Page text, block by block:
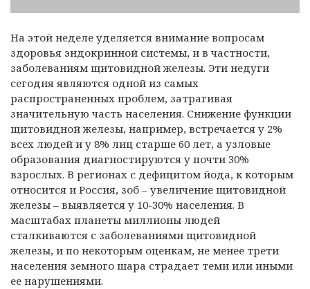
На этой неделе уделяется внимание вопросам
здоровья эндокринной системы, и в частности,
заболеваниям щитовидной железы. Эти недуги
сегодня являются одной из самых
распространенных проблем, затрагивая
значительную часть населения. Снижение функции
щитовидной железы, например, встречается у 2%
всех людей и у 8% лиц старше 60 лет, а узловые
образования диагностируются у почти 30%
взрослых. В регионах с дефицитом йода, к которым
относится и Россия, зоб – увеличение щитовидной
железы – выявляется у 10-30% населения. В
масштабах планеты миллионы людей
сталкиваются с заболеваниями щитовидной
железы, и по некоторым оценкам, не менее трети
населения земного шара страдает теми или иными
ее нарушениями.